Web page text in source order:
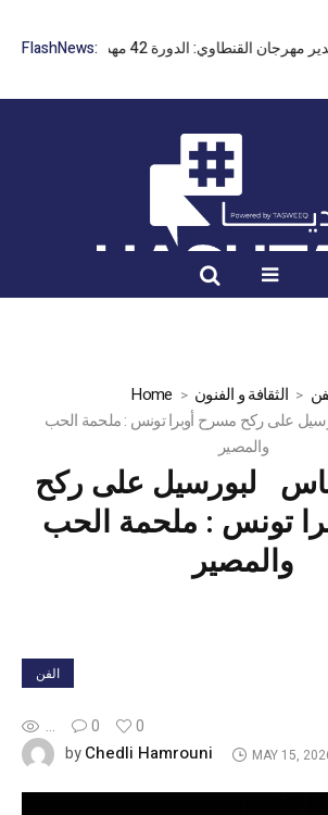
FlashNews: مدير مهرجان القنطاوي: الدورة 42 مهددة بسبب تأخر التراخيص
Home الثقافة و الفنون
على ركح مسرح أوبرا تونس : ملحمة الحب
والمصير
لبورسيل على ركح
تونس : ملحمة الحب
والمصير
الفن
... 0
0
byChedli Hamrouni MAY 15,